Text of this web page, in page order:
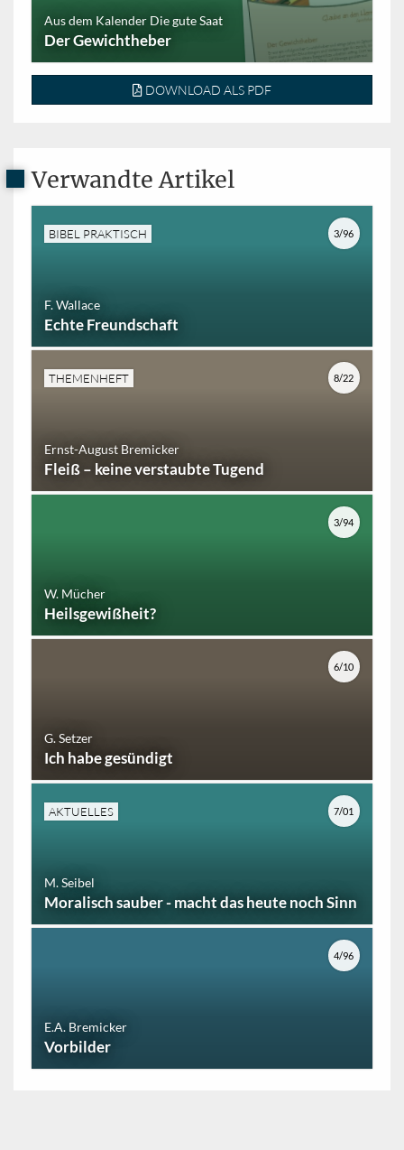
Aus dem Kalender Die gute Saat
Der Gewichtheber
DOWNLOAD ALS PDF
Verwandte Artikel
BIBEL PRAKTISCH
F. Wallace
Echte Freundschaft
3/96
THEMENHEFT
Ernst-August Bremicker
Fleiß – keine verstaubte Tugend
8/22
W. Mücher
Heilsgewißheit?
3/94
G. Setzer
Ich habe gesündigt
6/10
AKTUELLES
M. Seibel
Moralisch sauber - macht das heute noch Sinn
7/01
E.A. Bremicker
Vorbilder
4/96